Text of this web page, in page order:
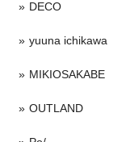
DECO
yuuna ichikawa
MIKIOSAKABE
OUTLAND